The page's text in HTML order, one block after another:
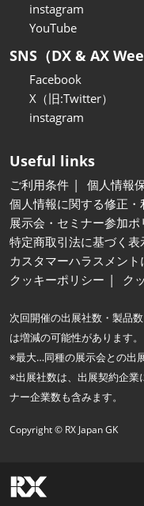
instagram
YouTube
SNS（DX & AX
Facebook
X（旧:Twitter）
instagram
Useful links
ご利用条件
個人情報
個人情報に関する修正
展示会・セミナー参加ポ
特定商取引法に基づく表
カスタマーハラスメン
クッキーポリシー
ク
次回開催の出展社数・製品
は増減の可能性があります。
※最大…同種の展示会との出
※出展社数は、出展契約企業
ナー企業数も含みます。
Copyright © RX Japan GK